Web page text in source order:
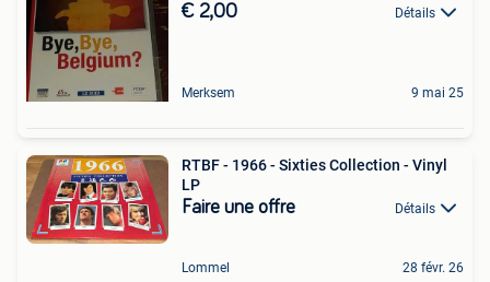
€ 2,00 Détails
Merksem 9 mai 25
RTBF - 1966 - Sixties Collection - Vinyl
LP
Faire une offre Détails
Lommel 28 févr. 26